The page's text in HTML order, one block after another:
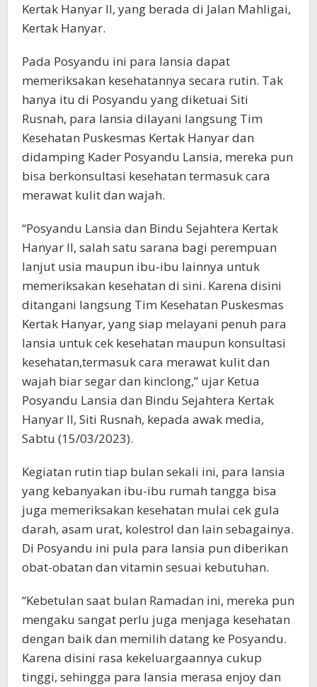
Kertak Hanyar II, yang berada di Jalan Mahligai,
Kertak Hanyar.
Pada Posyandu ini para lansia dapat
memeriksakan kesehatannya secara rutin. Tak
hanya itu di Posyandu yang diketuai Siti
Rusnah, para lansia dilayani langsung Tim
Kesehatan Puskesmas Kertak Hanyar dan
didamping Kader Posyandu Lansia, mereka pun
bisa berkonsultasi kesehatan termasuk cara
merawat kulit dan wajah.
“Posyandu Lansia dan Bindu Sejahtera Kertak
Hanyar II, salah satu sarana bagi perempuan
lanjut usia maupun ibu-ibu lainnya untuk
memeriksakan kesehatan di sini. Karena disini
ditangani langsung Tim Kesehatan Puskesmas
Kertak Hanyar, yang siap melayani penuh para
lansia untuk cek kesehatan maupun konsultasi
kesehatan,termasuk cara merawat kulit dan
wajah biar segar dan kinclong,” ujar Ketua
Posyandu Lansia dan Bindu Sejahtera Kertak
Hanyar II, Siti Rusnah, kepada awak media,
Sabtu (15/03/2023).
Kegiatan rutin tiap bulan sekali ini, para lansia
yang kebanyakan ibu-ibu rumah tangga bisa
juga memeriksakan kesehatan mulai cek gula
darah, asam urat, kolestrol dan lain sebagainya.
Di Posyandu ini pula para lansia pun diberikan
obat-obatan dan vitamin sesuai kebutuhan.
“Kebetulan saat bulan Ramadan ini, mereka pun
mengaku sangat perlu juga menjaga kesehatan
dengan baik dan memilih datang ke Posyandu.
Karena disini rasa kekeluargaannya cukup
tinggi, sehingga para lansia merasa enjoy dan